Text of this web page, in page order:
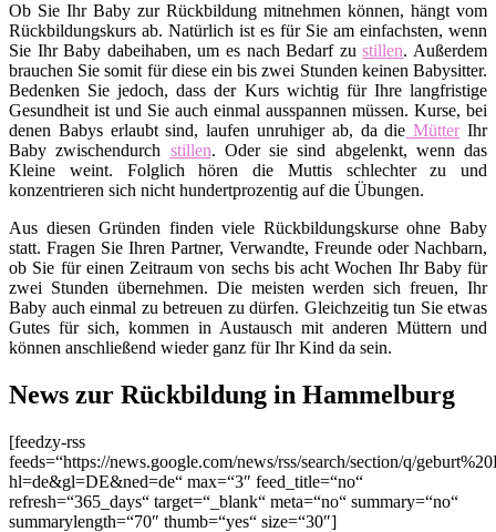
Ob Sie Ihr Baby zur Rückbildung mitnehmen können, hängt vom
Rückbildungskurs ab. Natürlich ist es für Sie am einfachsten, wenn
Sie Ihr Baby dabeihaben, um es nach Bedarf zustillen. Außerdem
brauchen Sie somit für diese ein bis zwei Stunden keinen Babysitter.
Bedenken Sie jedoch, dass der Kurs wichtig für Ihre langfristige
Gesundheit ist und Sie auch einmal ausspannen müssen. Kurse, bei
denen Babys erlaubt sind, laufen unruhiger ab, da die MütterIhr
Baby zwischendurch stillen. Oder sie sind abgelenkt, wenn das
Kleine weint. Folglich hören die Muttis schlechter zu und
konzentrieren sich nicht hundertprozentig auf die Übungen.
Aus diesen Gründen finden viele Rückbildungskurse ohne Baby
statt. Fragen Sie Ihren Partner, Verwandte, Freunde oder Nachbarn,
ob Sie für einen Zeitraum von sechs bis acht Wochen Ihr Baby für
zwei Stunden übernehmen. Die meisten werden sich freuen, Ihr
Baby auch einmal zu betreuen zu dürfen. Gleichzeitig tun Sie etwas
Gutes für sich, kommen in Austausch mit anderen Müttern und
können anschließend wieder ganz für Ihr Kind da sein.
News zur Rückbildung in Hammelburg
[feedzy-rss
feeds=“https://news.google.com/news/rss/search/section/q/
hl=de&gl=DE&ned=de“ max=“3″ feed_title=“no“
refresh=“365_days“ target=“_blank“ meta=“no“ summary=“no“
summarylength=“70″ thumb=“yes“ size=“30″]